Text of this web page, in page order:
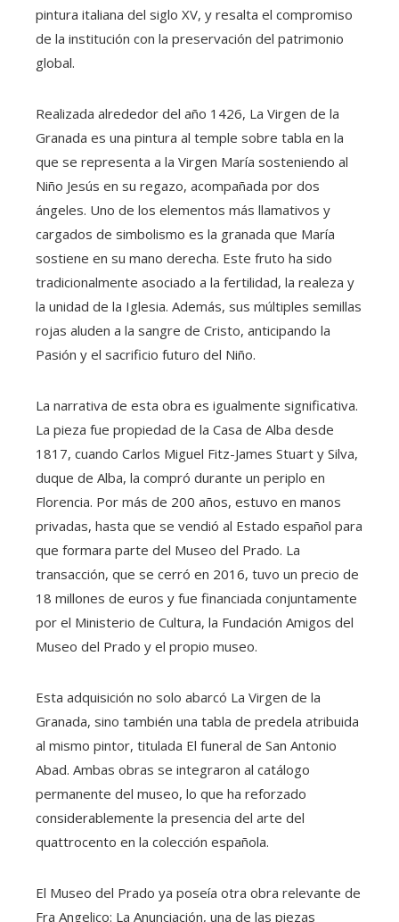
pintura italiana del siglo XV, y resalta el compromiso
de la institución con la preservación del patrimonio
global.
Realizada alrededor del año 1426, La Virgen de la
Granada es una pintura al temple sobre tabla en la
que se representa a la Virgen María sosteniendo al
Niño Jesús en su regazo, acompañada por dos
ángeles. Uno de los elementos más llamativos y
cargados de simbolismo es la granada que María
sostiene en su mano derecha. Este fruto ha sido
tradicionalmente asociado a la fertilidad, la realeza y
la unidad de la Iglesia. Además, sus múltiples semillas
rojas aluden a la sangre de Cristo, anticipando la
Pasión y el sacrificio futuro del Niño.
La narrativa de esta obra es igualmente significativa.
La pieza fue propiedad de la Casa de Alba desde
1817, cuando Carlos Miguel Fitz-James Stuart y Silva,
duque de Alba, la compró durante un periplo en
Florencia. Por más de 200 años, estuvo en manos
privadas, hasta que se vendió al Estado español para
que formara parte del Museo del Prado. La
transacción, que se cerró en 2016, tuvo un precio de
18 millones de euros y fue financiada conjuntamente
por el Ministerio de Cultura, la Fundación Amigos del
Museo del Prado y el propio museo.
Esta adquisición no solo abarcó La Virgen de la
Granada, sino también una tabla de predela atribuida
al mismo pintor, titulada El funeral de San Antonio
Abad. Ambas obras se integraron al catálogo
permanente del museo, lo que ha reforzado
considerablemente la presencia del arte del
quattrocento en la colección española.
El Museo del Prado ya poseía otra obra relevante de
Fra Angelico: La Anunciación, una de las piezas